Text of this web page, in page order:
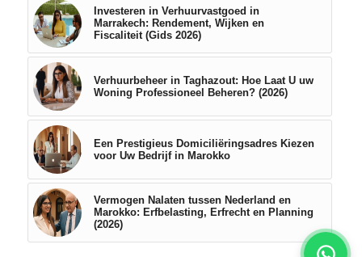
Investeren in Verhuurvastgoed in
Marrakech: Rendement, Wijken en
Fiscaliteit (Gids 2026)
Verhuurbeheer in Taghazout: Hoe Laat U uw
Woning Professioneel Beheren? (2026)
Een Prestigieus Domiciliëringsadres Kiezen
voor Uw Bedrijf in Marokko
Vermogen Nalaten tussen Nederland en
Marokko: Erfbelasting, Erfrecht en Planning
(2026)